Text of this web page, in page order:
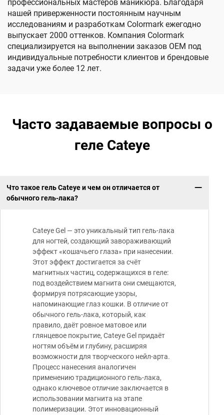
профессиональных мастеров маникюра. Благодаря
нашей приверженности постоянным научным
исследованиям и разработкам Colormark ежегодно
выпускает 2000 оттенков. Компания Colormark
специализируется на выполнении заказов OEM под
индивидуальные потребности клиентов и брендовые
задачи уже более 12 лет.
Часто задаваемые вопросы о
геле Cateye
Что такое гель Cateye и чем он отличается от
обычного гель-лака?
Cateye Gel — это уникальный тип гель-лака
для ногтей, создающий завораживающий
эффект «кошачьего глаза» при нанесении.
Этот эффект достигается за счёт
магнитных частиц, содержащихся в геле:
под воздействием магнита они смещаются,
формируя потрясающие узоры,
напоминающие глаз кошки. В отличие от
обычного гель-лака, который, как
правило, даёт ровное матовое или
глянцевое покрытие, Cateye Gel придаёт
ногтям объём и глубину, расширяя
возможности для творческого нейл-арта.
Процесс нанесения аналогичен
применению традиционного гель-лака,
однако ключевое отличие заключается в
использовании магнита на этапе
полимеризации. Этот инновационный